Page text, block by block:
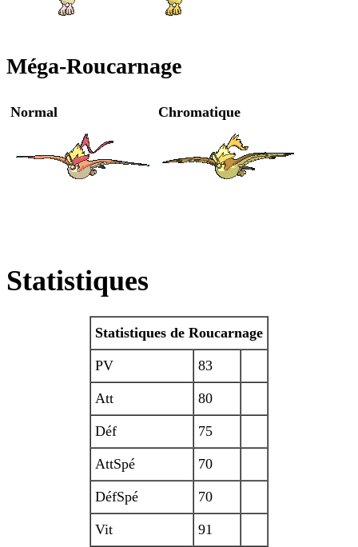
Méga-Roucarnage
Normal Chromatique
Statistiques
Statistiques de Roucarnage
PV 83
Att 80
Déf 75
AttSpé 70
DéfSpé 70
Vit 91